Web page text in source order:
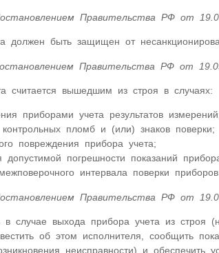
Правительства РФ от
должен быть защищен от
Правительства РФ от
считается вышедшим из строя в случаях:
приборами учета результатов
пломб и (или) знаков поверки;
повреждения прибора учета;
допустимой погрешности показаний
интервала поверки
Правительства РФ от
в случае выхода прибора учета из строя
об этом исполнителя, сообщить
неисправности) и обеспечить